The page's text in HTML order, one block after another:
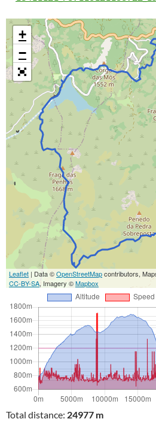
+
−
Leaflet | Data ©OpenStreetMapcontributors,
CC-BY-SA, Imagery ©Mapbox
Total distance: 24977 m